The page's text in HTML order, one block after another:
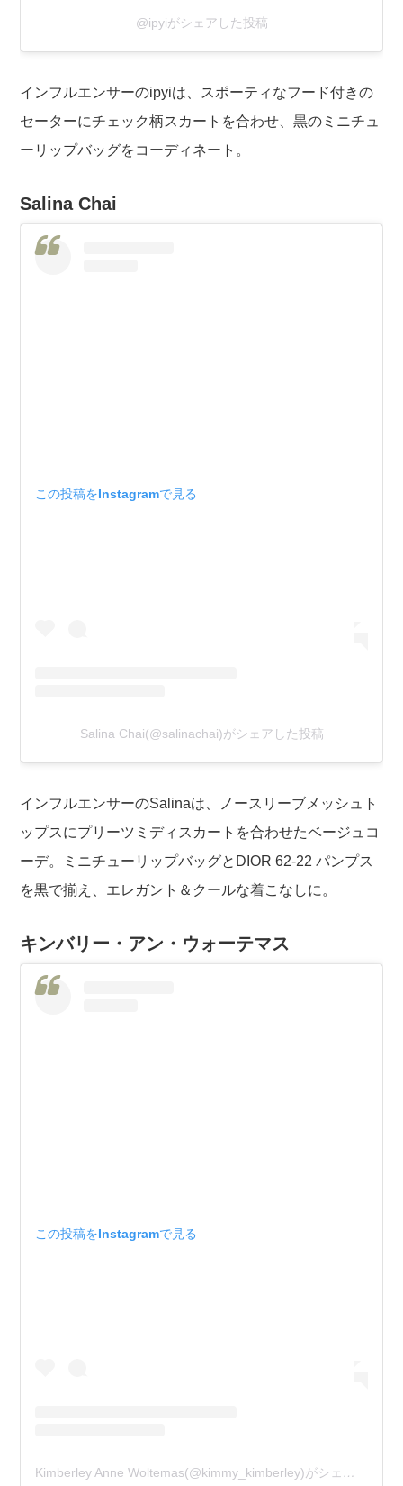
@ipyiがシェアした投稿
インフルエンサーのipyiは、スポーティなフード付きの
セーターにチェック柄スカートを合わせ、黒のミニチュ
ーリップバッグをコーディネート。
Salina Chai
この投稿をInstagramで見る
Salina Chai(@salinachai)がシェアした投稿
インフルエンサーのSalinaは、ノースリーブメッシュト
ップスにプリーツミディスカートを合わせたベージュコ
ーデ。ミニチューリップバッグとDIOR 62-22 パンプス
を黒で揃え、エレガント＆クールな着こなしに。
キンバリー・アン・ウォーテマス
この投稿をInstagramで見る
Kimberley Anne Woltemas(@kimmy_kimberley)がシェアした投稿